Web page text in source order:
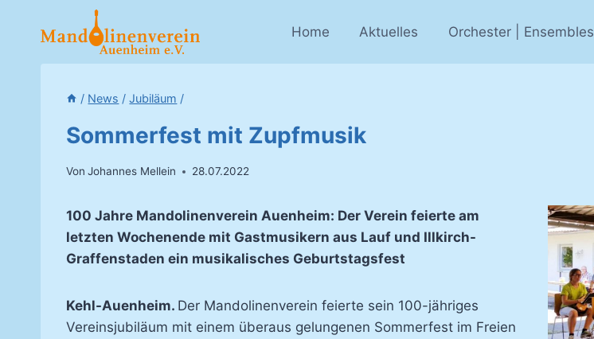
Home Aktuelles Orchester | Ensembles
/ News / Jubiläum /
Sommerfest mit Zupfmusik
Von Johannes Mellein 28.07.2022
100 Jahre Mandolinenverein Auenheim: Der Verein feierte am
letzten Wochenende mit Gastmusikern aus Lauf und Illkirch-
Graffenstaden ein musikalisches Geburtstagsfest
Kehl-Auenheim. Der Mandolinenverein feierte sein 100-jähriges
Vereinsjubiläum mit einem überaus gelungenen Sommerfest im Freien